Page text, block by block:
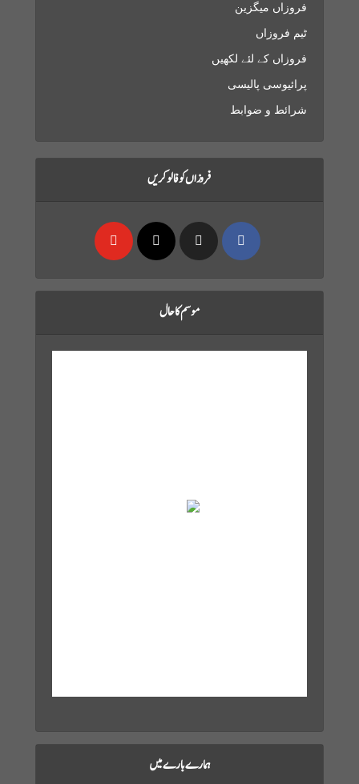
فروزاں میگزین
ٹیم فروزاں
فروزاں کے لئے لکھیں
پرائیوسی پالیسی
شرائط و ضوابط
فروزاں کو فالو کریں
موسم کا حال
ہمارے بارے میں